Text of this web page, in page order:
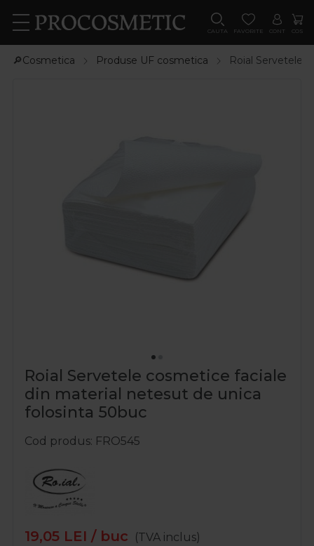
CAUTA FAVORITE CONT COS
🔎Cosmetica Produse UF cosmetica Roial Servetele
Roial Servetele cosmetice faciale
din material netesut de unica
folosinta 50buc
Cod produs FRO545
19,05 LEI / buc
(TVA inclus)